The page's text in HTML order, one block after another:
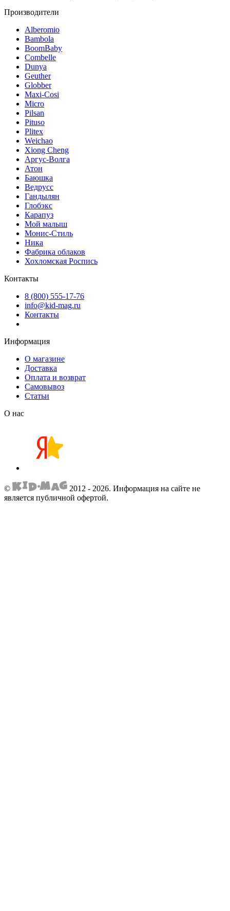
Производители
Alberomio
Bambola
BoomBaby
Combelle
Dunya
Geuther
Globber
Maxi-Cosi
Micro
Pilsan
Pituso
Plitex
Weichao
Xiong Cheng
Аргус-Волга
Атон
Баюшка
Ведрусс
Гандылян
Глобэкс
Карапуз
Мой малыш
Монис-Стиль
Ника
Фабрика облаков
Хохломская Роспись
Контакты
8 (800) 555-17-76
info@kid-mag.ru
Контакты
Информация
О магазине
Доставка
Оплата и возврат
Самовывоз
Статьи
О нас
© 2012 - 2026. Информация на сайте не
является публичной офертой.